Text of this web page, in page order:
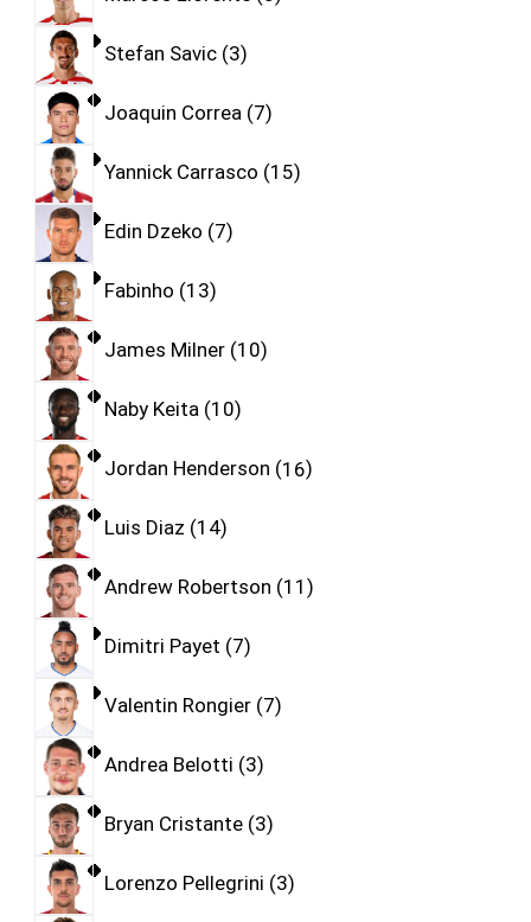
Stefan Savic 3
Joaquin Correa 7
Yannick Carrasco 15
Edin Dzeko 7
Fabinho 13
James Milner 10
Naby Keita 10
Jordan Henderson 16
Luis Diaz 14
Andrew Robertson 11
Dimitri Payet 7
Valentin Rongier 7
Andrea Belotti 3
Bryan Cristante 3
Lorenzo Pellegrini 3